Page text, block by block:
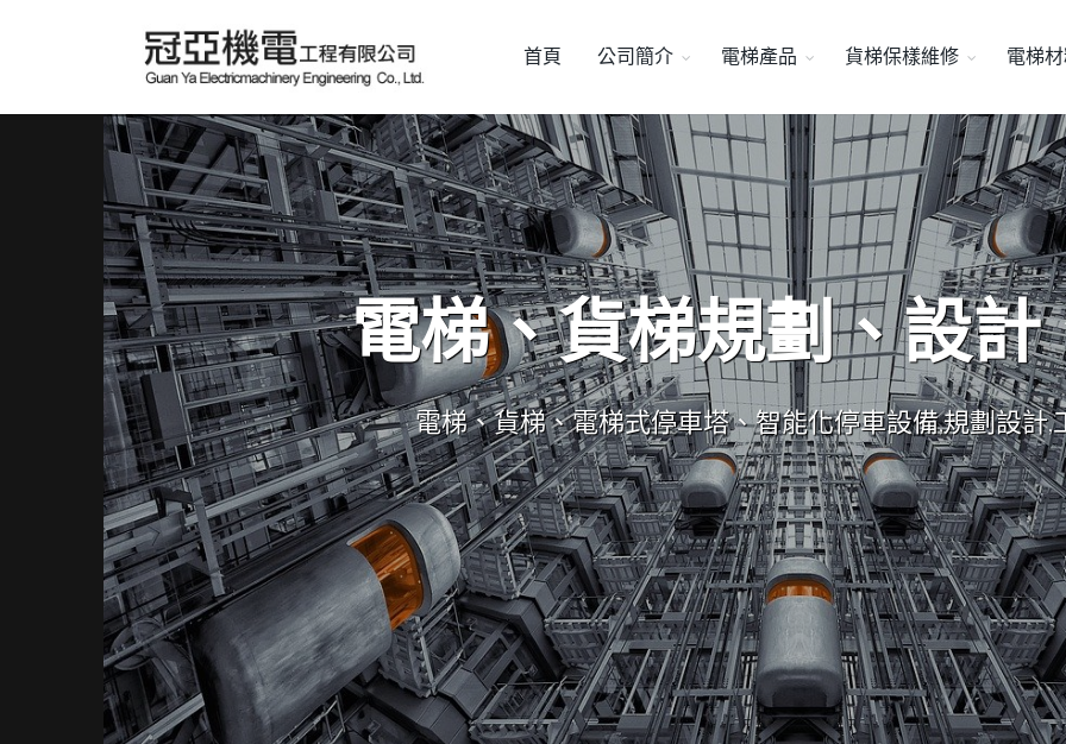
首頁 公司簡介 電梯產品 貨梯保樣維修 電梯
電梯、貨梯規劃、設計
電梯、貨梯、電梯式停車塔、智能化停車設備,規劃設計,